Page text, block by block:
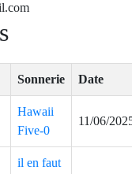
Sonnerie Date
Hawaii
Five-0
11/06/
il en faut